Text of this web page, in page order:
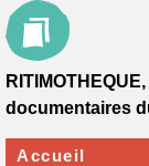
documentaires
Accueil